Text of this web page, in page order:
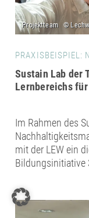
PRAXISBEISPIEL:
Sustain Lab der
Lernbereichs
Im Rahmen des
mit der LEW ein
Bildungsinitiative